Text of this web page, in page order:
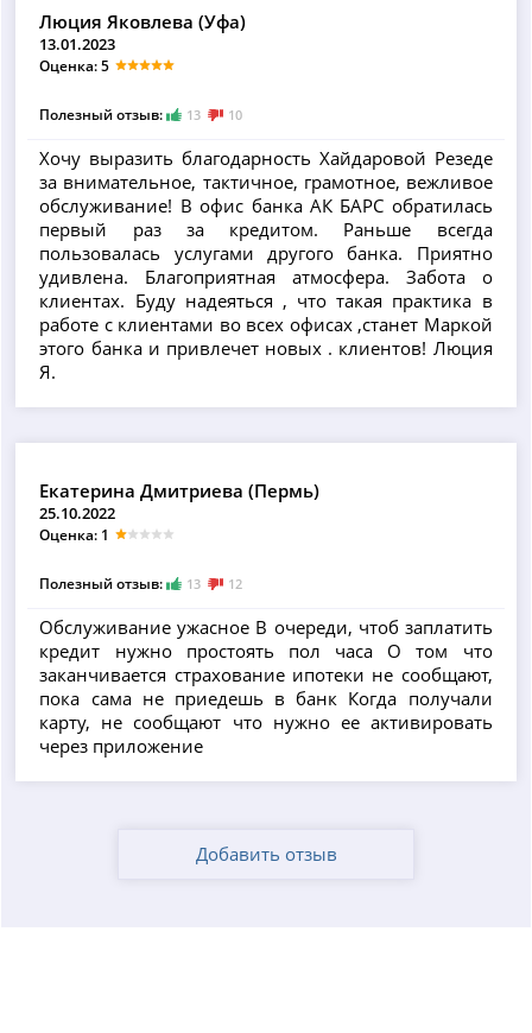
Люция Яковлева (Уфа)
13.01.2023
Оценка: 5
Полезный отзыв: 13 10
Хочу выразить благодарность Хайдаровой Резеде
за внимательное, тактичное, грамотное, вежливое
обслуживание! В офис банка АК БАРС обратилась
первый раз за кредитом. Раньше всегда
пользовалась услугами другого банка. Приятно
удивлена. Благоприятная атмосфера. Забота о
клиентах. Буду надеяться , что такая практика в
работе с клиентами во всех офисах ,станет Маркой
этого банка и привлечет новых . клиентов! Люция
Я.
Екатерина Дмитриева (Пермь)
25.10.2022
Оценка: 1
Полезный отзыв: 13 12
Обслуживание ужасное В очереди, чтоб заплатить
кредит нужно простоять пол часа О том что
заканчивается страхование ипотеки не сообщают,
пока сама не приедешь в банк Когда получали
карту, не сообщают что нужно ее активировать
через приложение
Добавить отзыв